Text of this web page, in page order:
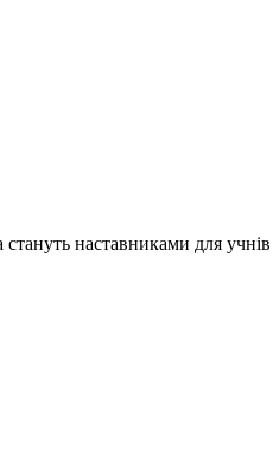
наставниками для учнів